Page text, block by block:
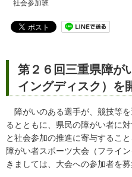
社会参加班
第２６回三重県障が
イングディスク）を
障がいのある選手が、競技等
るとともに、県民の障がい者に
と社会参加の推進に寄与するこ
障がい者スポーツ大会（フライ
きましては、大会への参加者を募